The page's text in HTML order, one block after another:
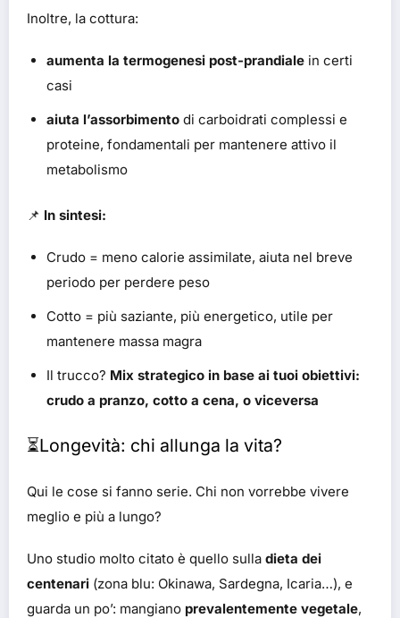
Inoltre, la cottura:
aumenta la termogenesi post-prandiale in certi
casi
aiuta l’assorbimento di carboidrati complessi e
proteine, fondamentali per mantenere attivo il
metabolismo
📌 In sintesi:
Crudo = meno calorie assimilate, aiuta nel breve
periodo per perdere peso
Cotto = più saziante, più energetico, utile per
mantenere massa magra
Il trucco? Mix strategico in base ai tuoi obiettivi:
crudo a pranzo, cotto a cena, o viceversa
⏳Longevità: chi allunga la vita?
Qui le cose si fanno serie. Chi non vorrebbe vivere
meglio e più a lungo?
Uno studio molto citato è quello sulla dieta dei
centenari (zona blu: Okinawa, Sardegna, Icaria…), e
guarda un po’: mangiano prevalentemente vegetale,